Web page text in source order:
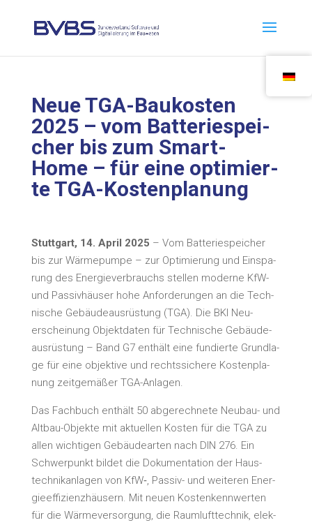
Neue TGA-Bau­kos­ten
2025 – vom Bat­te­rie­spei­
cher bis zum Smart-
Home – für eine opti­mier­
te TGA-Kostenplanung
Stutt­gart, 14. April 2025 – Vom Bat­te­rie­spei­cher
bis zur Wär­me­pum­pe – zur Opti­mie­rung und Ein­spa­
rung des Ener­gie­ver­brauchs stel­len moder­ne KfW-
und Pas­siv­häu­ser hohe Anfor­de­run­gen an die Tech­
ni­sche Gebäu­de­aus­rüs­tung (TGA). Die BKI Neu­
erschei­nung Objekt­da­ten für Tech­ni­sche Gebäu­de­
aus­rüs­tung – Band G7 ent­hält eine fun­dier­te Grund­la­
ge für eine objek­ti­ve und rechts­si­che­re Kos­ten­pla­
nung zeit­ge­mä­ßer TGA-Anlagen.
Das Fach­buch ent­hält 50 abge­rech­ne­te Neu­bau- und
Alt­bau-Objek­te mit aktu­el­len Kos­ten für die TGA zu
allen wich­ti­gen Gebäu­de­ar­ten nach DIN 276. Ein
Schwer­punkt bil­det die Doku­men­ta­ti­on der Haus­
tech­nik­an­la­gen von KfW‑, Pas­siv- und wei­te­ren Ener­
gie­ef­fi­zi­enz­häu­sern. Mit neu­en Kos­ten­kenn­wer­ten
für die Wär­me­ver­sor­gung, die Raum­luft­tech­nik, elek­